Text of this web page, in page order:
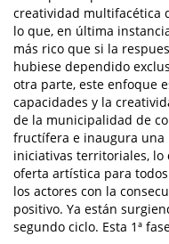
creatividad multifacética
lo que, en última
más rico que si la
hubiese dependido
otra parte, este enfoque
capacidades y la
de la municipalidad de
fructífera e inaugura una
iniciativas territoriales,
oferta artística para
los actores con la
positivo. Ya están
segundo ciclo. Esta 1ª